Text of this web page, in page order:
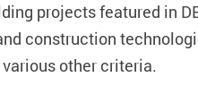
projects featured in
construction
other criteria.